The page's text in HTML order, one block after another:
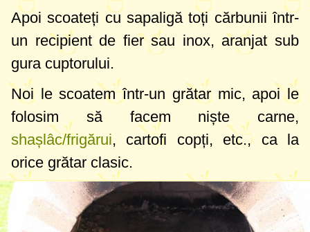
Apoi scoateți cu sapaligă toți cărbunii într-
un recipient de fier sau inox, aranjat sub
gura cuptorului.
Noi le scoatem într-un grătar mic, apoi le
folosim să facem niște carne,
shașlâc/frigărui, cartofi copți, etc., ca la
orice grătar clasic.